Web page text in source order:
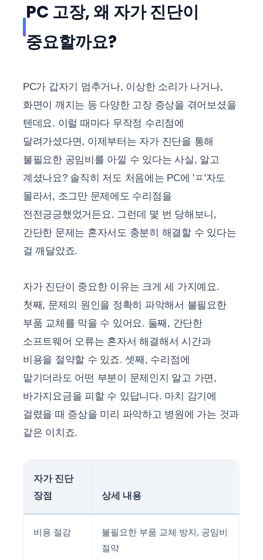
PC 고장, 왜 자가 진단이
중요할까요?
PC가 갑자기 멈추거나, 이상한 소리가 나거나,
화면이 깨지는 등 다양한 고장 증상을 겪어보셨을
텐데요. 이럴 때마다 무작정 수리점에
달려가셨다면, 이제부터는 자가 진단을 통해
불필요한 공임비를 아낄 수 있다는 사실, 알고
계셨나요? 솔직히 저도 처음에는 PC에 'ㅍ'자도
몰라서, 조그만 문제에도 수리점을
전전긍긍했었거든요. 그런데 몇 번 당해보니,
간단한 문제는 혼자서도 충분히 해결할 수 있다는
걸 깨달았죠.
자가 진단이 중요한 이유는 크게 세 가지예요.
첫째, 문제의 원인을 정확히 파악해서 불필요한
부품 교체를 막을 수 있어요. 둘째, 간단한
소프트웨어 오류는 혼자서 해결해서 시간과
비용을 절약할 수 있죠. 셋째, 수리점에
맡기더라도 어떤 부분이 문제인지 알고 가면,
바가지요금을 피할 수 있답니다. 마치 감기에
걸렸을 때 증상을 미리 파악하고 병원에 가는 것과
같은 이치죠.
자가 진단
장점
상세 내용
비용 절감
불필요한 부품 교체 방지, 공임비
절약